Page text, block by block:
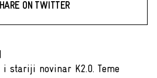
ON TWITTER
stariji novinar K2.0. Teme